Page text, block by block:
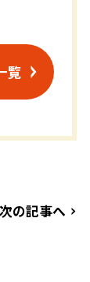
覧
次の記事へ